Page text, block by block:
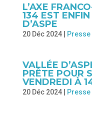
L’AXE
134 EST
D’ASPE
20 Déc 2024|
VALLÉE
PRÊTE POUR
VENDREDI À
20 Déc 2024|